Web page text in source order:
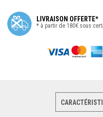
LIVRAISON OFFERTE*
* à partir de 180€ sous